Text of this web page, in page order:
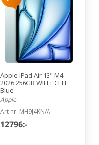
Apple iPad Air 13" M4
2026 256GB WIFI + CELL
Blue
Apple
Art nr. MH9J4KN/A
12796:-